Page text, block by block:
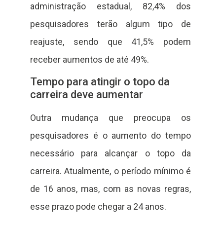
administração estadual, 82,4% dos
pesquisadores terão algum tipo de
reajuste, sendo que 41,5% podem
receber aumentos de até 49%.
Tempo para atingir o topo da
carreira deve aumentar
Outra mudança que preocupa os
pesquisadores é o aumento do tempo
necessário para alcançar o topo da
carreira. Atualmente, o período mínimo é
de 16 anos, mas, com as novas regras,
esse prazo pode chegar a 24 anos.